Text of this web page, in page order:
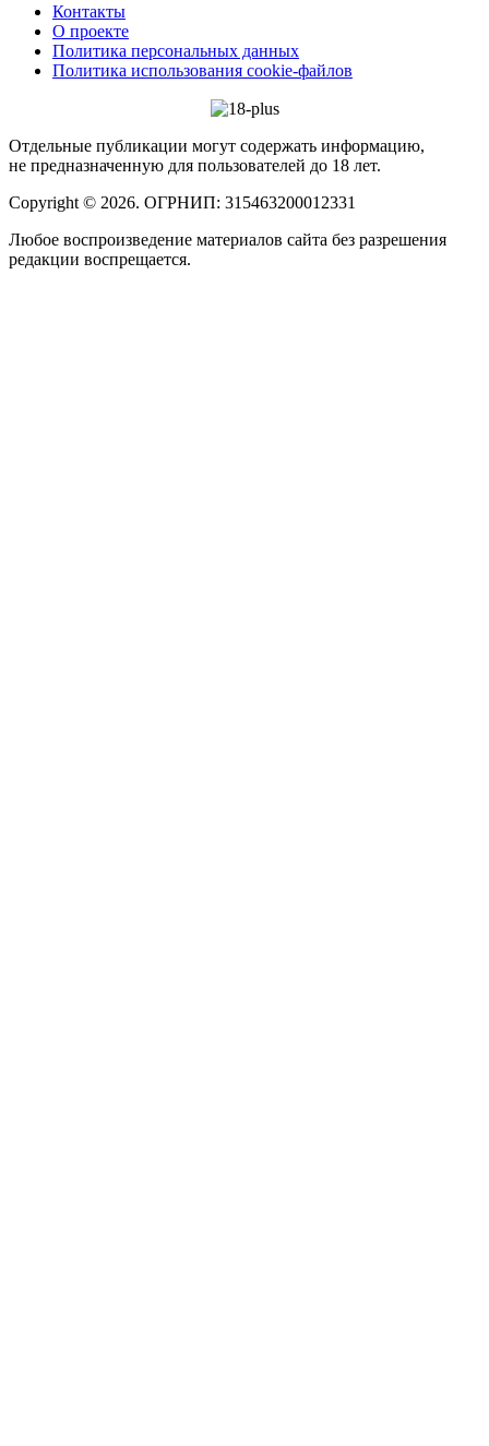
Контакты
О проекте
Политика персональных данных
Политика использования cookie-файлов
Отдельные публикации могут содержать информацию,
не предназначенную для пользователей до 18 лет.
Copyright © 2026. ОГРНИП: 315463200012331
Любое воспроизведение материалов сайта без разрешения
редакции воспрещается.